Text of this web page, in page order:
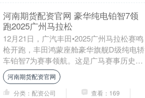
河南期货配资官网 豪华纯电铂智7领
跑2025广州马拉松
12月21日，广汽丰田•2025广州马拉松赛鸣
枪开跑，丰田鸿蒙座舱豪华旗舰D级纯电轿
车铂智7为赛事领航。这是广马赛事历史上
首款豪华纯电领航车，也是铂智7的首次
动....
河南期货配资官网
分类：配资公司
查看：169